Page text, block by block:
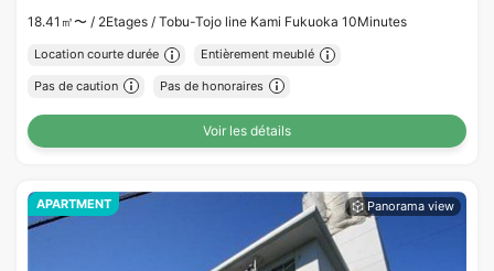
18.41㎡〜 / 2Etages / Tobu-Tojo line Kami Fukuoka 10Minutes
Location courte durée Entièrement meublé
Pas de caution Pas de honoraires
Voir les détails
APARTMENT